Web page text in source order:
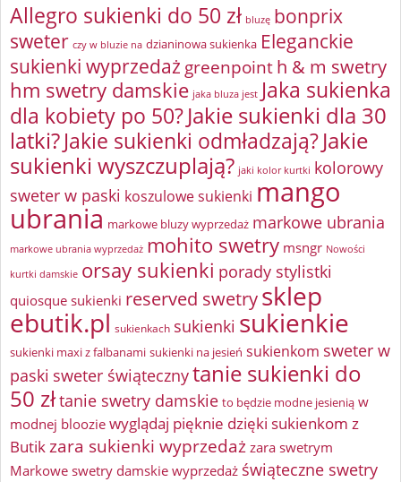
Allegro sukienki do 50 zł bluzę bonprix
sweter czy w bluzie na dzianinowa sukienka Eleganckie
sukienki wyprzedaż greenpointh & m swetry
hm swetry damskie jaka bluza jest Jaka sukienka
dla kobiety po 50?Jakie sukienki dla 30
latki?Jakie sukienki odmładzają?Jakie
sukienki wyszczuplają? jaki kolor kurtki kolorowy
sweter w paski koszulowe sukienki mango
ubrania markowe bluzy wyprzedaż markowe ubrania
markowe ubrania wyprzedaż mohito swetry msngr Nowości
kurtki damskie orsay sukienki porady stylistki
quiosque sukienki reserved swetrysklep
ebutik.pl sukienkach sukienki sukienkie
sukienki maxi z falbanami sukienki na jesień sukienkom sweter w
paski sweter świątecznytanie sukienki do
50 złtanie swetry damskie to będzie modne jesienią w
modnej bloozie wyglądaj pięknie dzięki sukienkom z
Butikzara sukienki wyprzedażzara swetrym
Markowe swetry damskie wyprzedaż świąteczne swetry